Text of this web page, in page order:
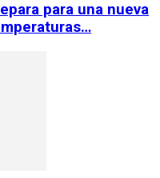
para una nueva